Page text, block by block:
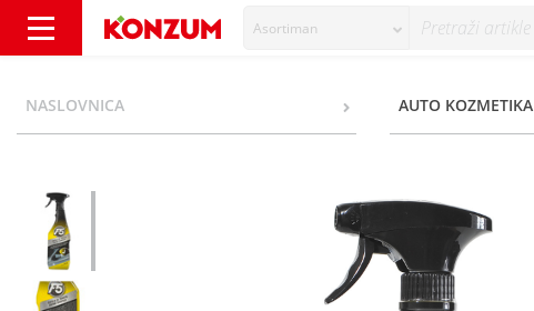
Asortiman
NASLOVNICA AUTO KOZMETIKA